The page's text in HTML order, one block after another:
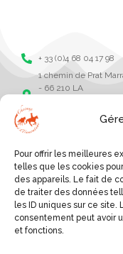
Pour offrir les meilleures
telles que les cookies
des appareils. Le fait de
de traiter des données
les ID uniques sur ce site.
consentement peut avoir
et fonctions.
+ 33 (0)4 68 04 17 98
1 chemin de Prat
- 66 210 LA
Pyrénées Orientales
Chevaux de la
tramontane